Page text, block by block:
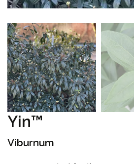
Yin™
Viburnum